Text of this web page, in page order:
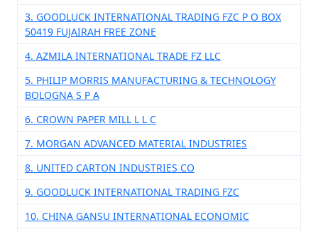
3. GOODLUCK INTERNATIONAL TRADING FZC P O BOX
50419 FUJAIRAH FREE ZONE
4. AZMILA INTERNATIONAL TRADE FZ LLC
5. PHILIP MORRIS MANUFACTURING & TECHNOLOGY
BOLOGNA S P A
6. CROWN PAPER MILL L L C
7. MORGAN ADVANCED MATERIAL INDUSTRIES
8. UNITED CARTON INDUSTRIES CO
9. GOODLUCK INTERNATIONAL TRADING FZC
10. CHINA GANSU INTERNATIONAL ECONOMIC